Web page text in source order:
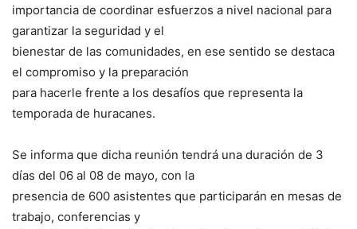
importancia de coordinar esfuerzos a nivel nacional para
garantizar la seguridad y el
bienestar de las comunidades, en ese sentido se destaca
el compromiso y la preparación
para hacerle frente a los desafíos que representa la
temporada de huracanes.
Se informa que dicha reunión tendrá una duración de 3
días del 06 al 08 de mayo, con la
presencia de 600 asistentes que participarán en mesas de
trabajo, conferencias y